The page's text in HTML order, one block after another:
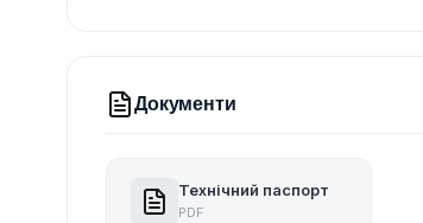
Документи
Технічний паспорт
PDF